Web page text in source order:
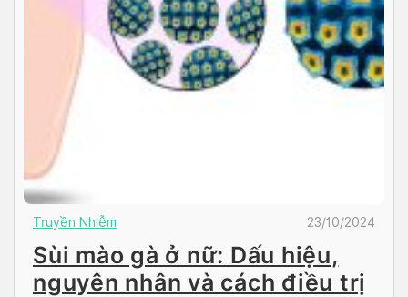
Truyền Nhiễm 23/10/2024
Sùi mào gà ở nữ: Dấu hiệu,
nguyên nhân và cách điều trị